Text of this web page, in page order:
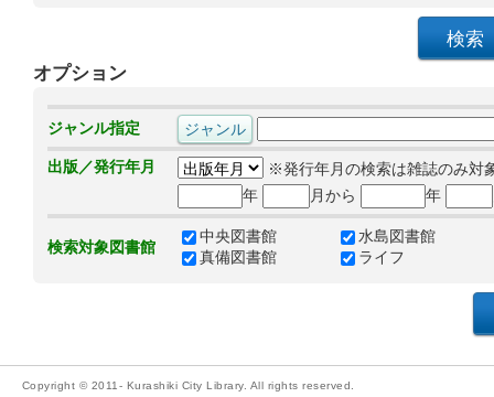
オプション
ジャンル指定
出版／発行年月
※発行年月の検索は雑誌のみ対
年
月から 年
検索対象図書館
中央図書館
水島図書館
真備図書館
ライフ
Copyright © 2011- Kurashiki City Library. All rights reserved.